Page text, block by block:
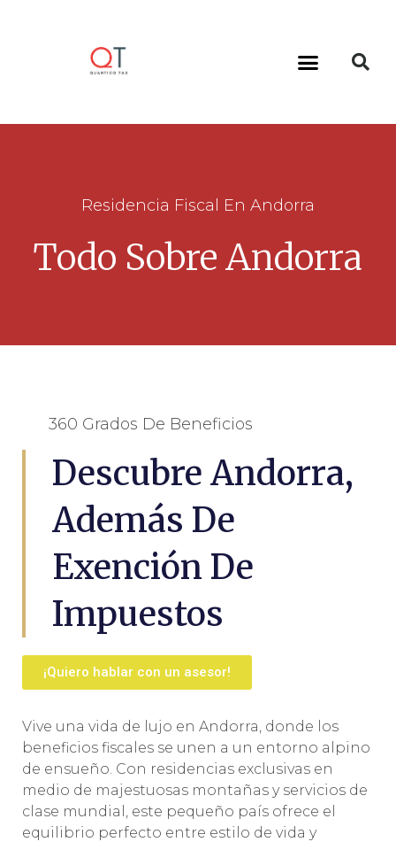
Residencia Fiscal En Andorra
Todo Sobre Andorra
360 Grados De Beneficios
Descubre Andorra,
Además De
Exención De
Impuestos
¡Quiero hablar con un asesor!
Vive una vida de lujo en Andorra, donde los
beneficios fiscales se unen a un entorno alpino
de ensueño. Con residencias exclusivas en
medio de majestuosas montañas y servicios de
clase mundial, este pequeño país ofrece el
equilibrio perfecto entre estilo de vida y